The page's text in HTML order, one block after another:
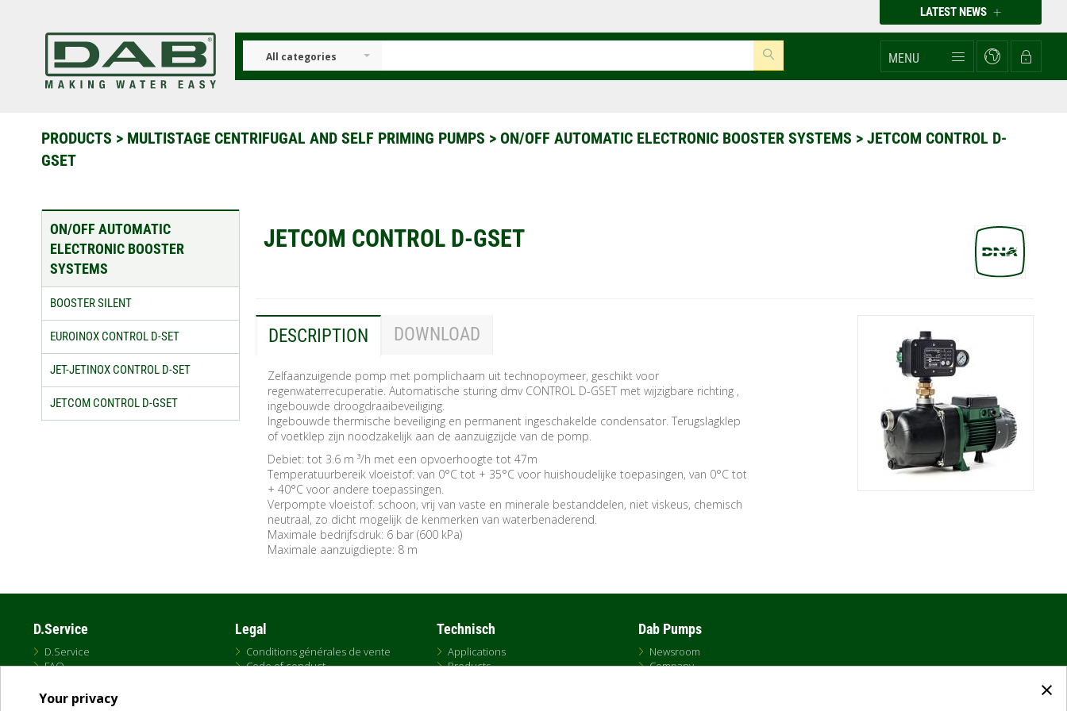
×
Your privacy
LATEST NEWS
All categories MENU
PRODUCTS > MULTISTAGE CENTRIFUGAL AND SELF PRIMING PUMPS > ON/OFF AUTOMATIC ELECTRONIC BOOSTER SYSTEMS > JETCOM CONTROL D-
GSET
ON/OFF AUTOMATIC
ELECTRONIC BOOSTER
SYSTEMS
BOOSTER SILENT
EUROINOX CONTROL D-SET
JET-JETINOX CONTROL D-SET
JETCOM CONTROL D-GSET
JETCOM CONTROL D-GSET
DESCRIPTION DOWNLOAD
Zelfaanzuigende pomp met pomplichaam uit technopoymeer, geschikt voor
regenwaterrecuperatie. Automatische sturing dmv CONTROL D-GSET met wijzigbare richting ,
ingebouwde droogdraaibeveiliging.
Ingebouwde thermische beveiliging en permanent ingeschakelde condensator. Terugslagklep
of voetklep zijn noodzakelijk aan de aanzuigzijde van de pomp.
Debiet: tot 3.6 m ³/h met een opvoerhoogte tot 47m
Temperatuurbereik vloeistof: van 0°C tot + 35°C voor huishoudelijke toepasingen, van 0°C tot
+ 40°C voor andere toepassingen.
Verpompte vloeistof: schoon, vrij van vaste en minerale bestanddelen, niet viskeus, chemisch
neutraal, zo dicht mogelijk de kenmerken van waterbenaderend.
Maximale bedrijfsdruk: 6 bar (600 kPa)
Maximale aanzuigdiepte: 8 m
D.Service
D.Service
FAQ
Legal
Conditions générales de vente
Code of conduct
Technisch
Applications
Products
Dab Pumps
Newsroom
Company